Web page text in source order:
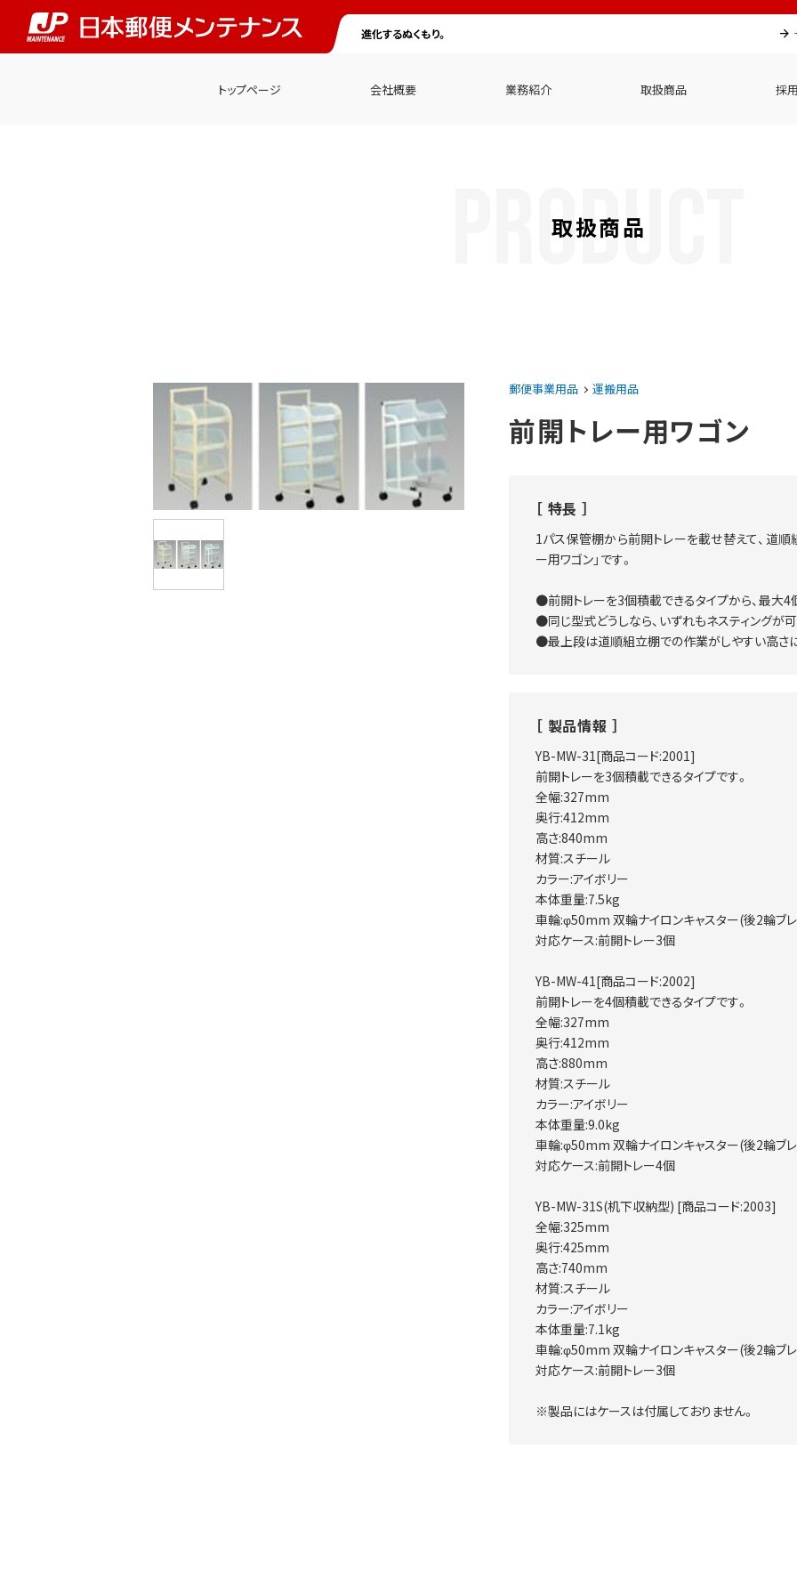
進化するぬくもり。
トップページ 会社概要 業務紹介 取扱商品 採
PRODUCT
取扱商品
郵便事業用品 運搬用品
前開トレー用ワゴン
特長
1パス保管棚から前開トレーを載せ替えて、道
ー用ワゴン」です。
●前開トレーを3個積載できるタイプから、最大4
●同じ型式どうしなら、いずれもネスティングが可
●最上段は道順組立棚での作業がしやすい高さに
製品情報
YB-MW-31[商品コード:2001]
前開トレーを3個積載できるタイプです。
全幅:327mm
奥行:412mm
高さ:840mm
材質:スチール
カラー:アイボリー
本体重量:7.5kg
車輪:φ50mm 双輪ナイロンキャスター(後2輪ブ
対応ケース:前開トレー3個
YB-MW-41[商品コード:2002]
前開トレーを4個積載できるタイプです。
全幅:327mm
奥行:412mm
高さ:880mm
材質:スチール
カラー:アイボリー
本体重量:9.0kg
車輪:φ50mm 双輪ナイロンキャスター(後2輪ブ
対応ケース:前開トレー4個
YB-MW-31S(机下収納型) [商品コード:2003]
全幅:325mm
奥行:425mm
高さ:740mm
材質:スチール
カラー:アイボリー
本体重量:7.1kg
車輪:φ50mm 双輪ナイロンキャスター(後2輪ブ
対応ケース:前開トレー3個
※製品にはケースは付属しておりません。